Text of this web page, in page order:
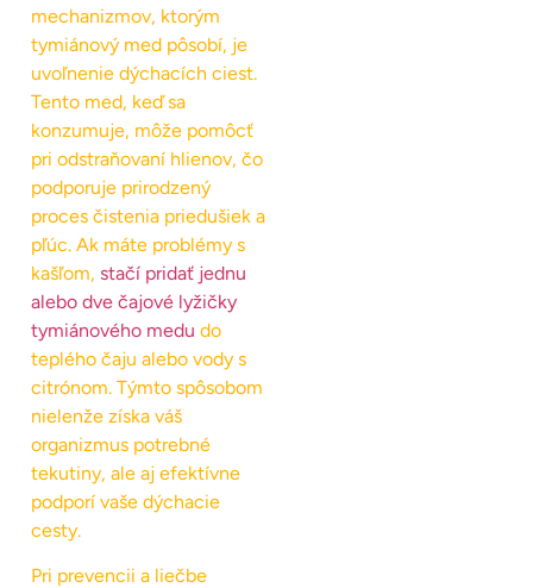
mechanizmov, ktorým
tymiánový med pôsobí, je
uvoľnenie dýchacích ciest.
Tento med, keď sa
konzumuje, môže pomôcť
pri odstraňovaní hlienov, čo
podporuje prirodzený
proces čistenia priedušiek a
pľúc. Ak máte problémy s
kašľom, stačí pridať jednu
alebo dve čajové lyžičky
tymiánového medu do
teplého čaju alebo vody s
citrónom. Týmto spôsobom
nielenže získa váš
organizmus potrebné
tekutiny, ale aj efektívne
podporí vaše dýchacie
cesty.
Pri prevencii a liečbe